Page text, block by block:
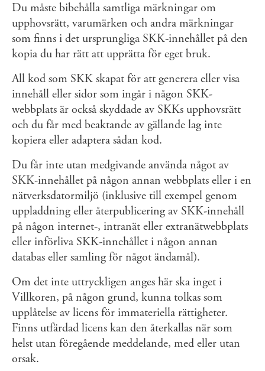
Du måste bibehålla samtliga märkningar om
upphovsrätt, varumärken och andra märkningar
som finns i det ursprungliga SKK-innehållet på den
kopia du har rätt att upprätta för eget bruk.
All kod som SKK skapat för att generera eller visa
innehåll eller sidor som ingår i någon SKK-
webbplats är också skyddade av SKKs upphovsrätt
och du får med beaktande av gällande lag inte
kopiera eller adaptera sådan kod.
Du får inte utan medgivande använda något av
SKK-innehållet på någon annan webbplats eller i en
nätverksdatormiljö (inklusive till exempel genom
uppladdning eller återpublicering av SKK-innehåll
på någon internet-, intranät eller extranätwebbplats
eller införliva SKK-innehållet i någon annan
databas eller samling för något ändamål).
Om det inte uttryckligen anges här ska inget i
Villkoren, på någon grund, kunna tolkas som
upplåtelse av licens för immateriella rättigheter.
Finns utfärdad licens kan den återkallas när som
helst utan föregående meddelande, med eller utan
orsak.